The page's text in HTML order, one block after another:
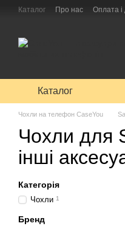
Перейти до основного
Каталог Про нас Оплата і
Каталог
Чохли на телефон CaseYou
Чохли для
інші
Категорія
Чохли 1
Бренд